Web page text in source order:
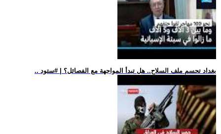
.. بغداد تحسم ملف السلاح.. هل تبدأ المواجهة مع الفصائل؟ | #ستود